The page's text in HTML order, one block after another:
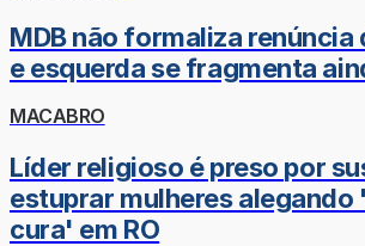
MDB não formaliza renúncia
e esquerda se fragmenta
MACABRO
Líder religioso é preso por
estuprar mulheres alegando
cura' em RO